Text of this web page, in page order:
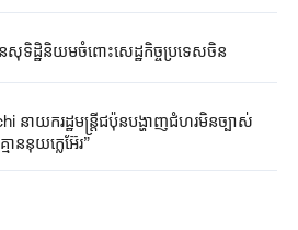
ន​សុទិដ្ឋិនិយម​ចំពោះសេដ្ឋកិច្ច​ប្រទេសចិន​​
នាយករដ្ឋមន្ត្រី​ជប៉ុន​បង្ហាញជំហរមិន​ច្បាស់​
នុយក្លេអ៊ែរ​”​